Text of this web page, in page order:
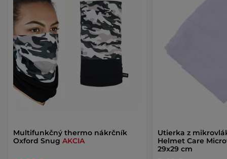
Multifunkčný thermo nákrčník
Oxford Snug AKCIA
Utierka z
Helmet Care
29x29 cm